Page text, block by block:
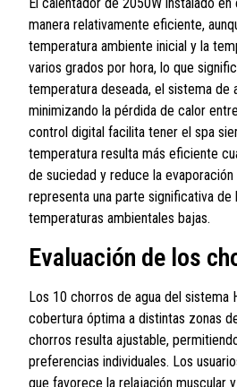
manera relativamente eficiente,
temperatura ambiente inicial y la
varios grados por hora, lo que
temperatura deseada, el sistema de
minimizando la pérdida de calor
control digital facilita tener el spa
temperatura resulta más eficiente
de suciedad y reduce la
representa una parte significativa
temperaturas ambientales bajas.
Evaluación de los
Los 10 chorros de agua del
cobertura óptima a distintas zonas
chorros resulta ajustable,
preferencias individuales. Los
que favorece la relajación muscular